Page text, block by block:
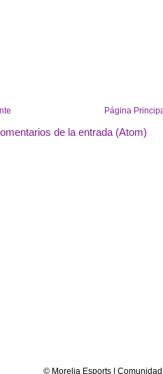
Página
de la entrada (Atom)
© Morelia Esports |